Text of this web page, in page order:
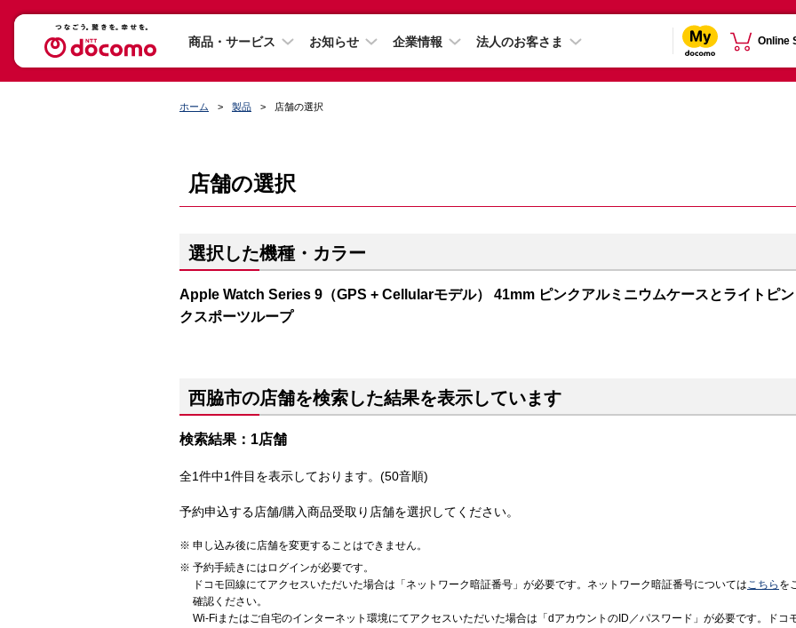
商品・サービス お知らせ 企業情報 法人のお客さま Online
ホーム 製品 店舗の選択
店舗の選択
選択した機種・カラー
Apple Watch Series 9（GPS + Cellularモデル） 41mm ピンクアルミニウムケースとライトピン
クスポーツループ
西脇市の店舗を検索した結果を表示しています
検索結果：1店舗
全1件中1件目を表示しております。(50音順)
予約申込する店舗/購入商品受取り店舗を選択してください。
申し込み後に店舗を変更することはできません。
予約手続きにはログインが必要です。
ドコモ回線にてアクセスいただいた場合は「ネットワーク暗証番号」が必要です。ネットワーク暗証番号についてはこちら を
確認ください。
Wi-Fiまたはご自宅のインターネット環境にてアクセスいただいた場合は「dアカウントのID／パスワード」が必要です。ドコ